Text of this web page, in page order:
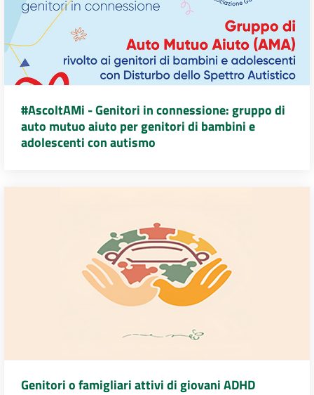
#AscoltAMi - Genitori in connessione: gruppo di
auto mutuo aiuto per genitori di bambini e
adolescenti con autismo
Genitori o famigliari attivi di giovani ADHD